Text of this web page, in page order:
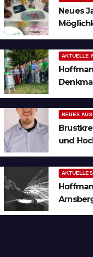
Neues
AKTUELLE
NEUES
und
AKTUELLES